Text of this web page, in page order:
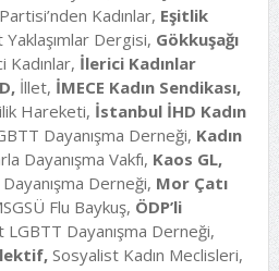
Kadınlar, Eşitlik
Dergisi, Gökkuşağı
Kadınlar, İlerici Kadınlar
İllet, İMECE Kadın Sendikası,
Hareketi, İstanbul İHD Kadın
Dayanışma Derneği, Kadın
Dayanışma Vakfı, Kaos GL,
Derneği, Mor Çatı
Flu Baykuş, ÖDP’li
Dayanışma Derneği,
Sosyalist Kadın Meclisleri,